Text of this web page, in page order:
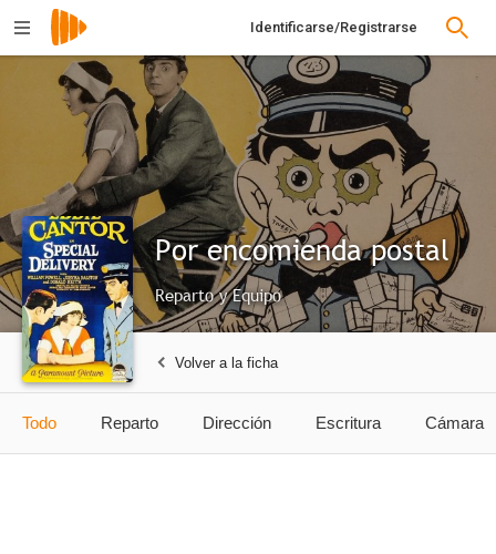
Identificarse/Registrarse
Por encomienda postal
Reparto y Equipo
Volver a la ficha
Todo Reparto Dirección Escritura Cámara